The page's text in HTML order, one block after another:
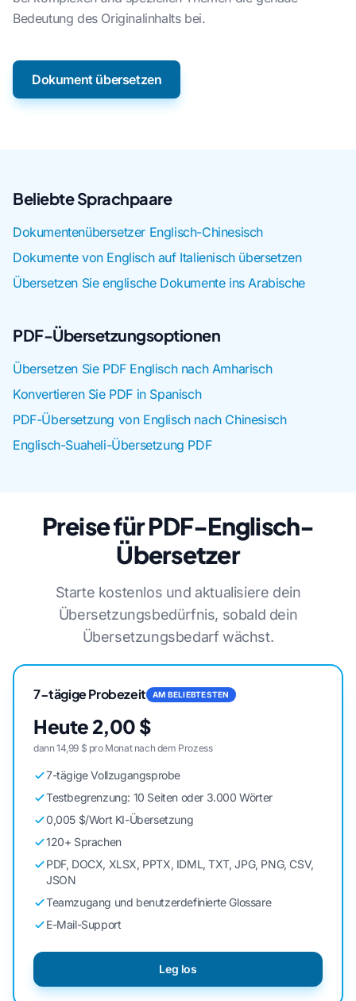
Bedeutung des Originalinhalts bei.
Dokument übersetzen
Beliebte Sprachpaare
Dokumentenübersetzer Englisch-Chinesisch
Dokumente von Englisch auf Italienisch übersetzen
Übersetzen Sie englische Dokumente ins Arabische
PDF-Übersetzungsoptionen
Übersetzen Sie PDF Englisch nach Amharisch
Konvertieren Sie PDF in Spanisch
PDF-Übersetzung von Englisch nach Chinesisch
Englisch-Suaheli-Übersetzung PDF
Preise für PDF-Englisch-
Übersetzer
Starte kostenlos und aktualisiere dein
Übersetzungsbedürfnis, sobald dein
Übersetzungsbedarf wächst.
7-tägige Probezeit AM BELIEBTESTEN
Heute 2,00 $
dann 14,99 $ pro Monat nach dem Prozess
7-tägige Vollzugangsprobe
Testbegrenzung: 10 Seiten oder 3.000 Wörter
0,005 $/Wort KI-Übersetzung
120+ Sprachen
PDF, DOCX, XLSX, PPTX, IDML, TXT, JPG, PNG, CSV,
JSON
Teamzugang und benutzerdefinierte Glossare
E-Mail-Support
Leg los